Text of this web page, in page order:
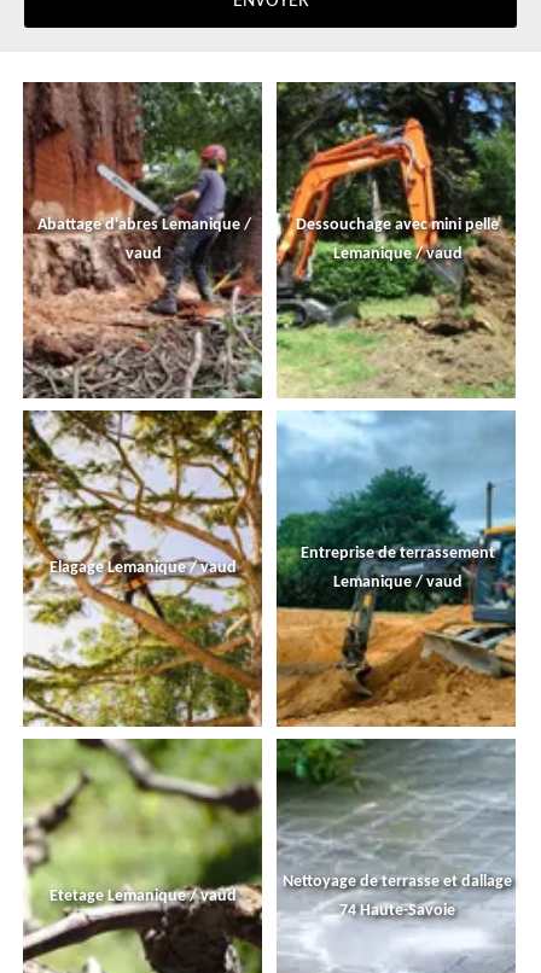
Abattage d'abres Lemanique /
vaud
Dessouchage avec mini pelle
Lemanique / vaud
Elagage Lemanique / vaud
Entreprise de terrassement
Lemanique / vaud
Etetage Lemanique / vaud
Nettoyage de terrasse et dallage
74 Haute-Savoie